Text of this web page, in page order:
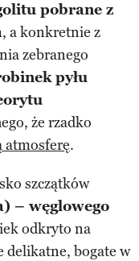
pobrane z
, a konkretnie z
zebranego
pyłu
że rzadko
atmosferę.
szczątków
– węglowego
odkryto na
delikatne, bogate w